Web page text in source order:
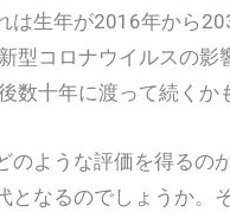
年が2016年から
ロナウイルスの影響
年に渡って続くかも
うな評価を得るのか
るのでしょうか。そ